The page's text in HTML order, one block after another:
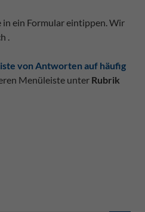
in ein Formular eintippen. Wir
.
von Antworten auf häufig
Menüleiste unter Rubrik